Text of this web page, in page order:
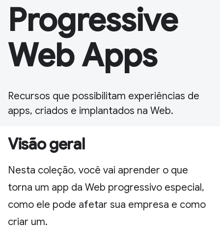
Progressive
Web Apps
Recursos que possibilitam experiências de
apps, criados e implantados na Web.
Visão geral
Nesta coleção, você vai aprender o que
torna um app da Web progressivo especial,
como ele pode afetar sua empresa e como
criar um.